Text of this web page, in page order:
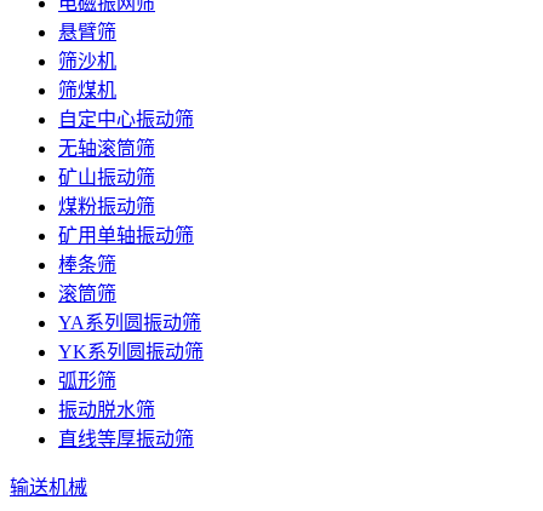
悬臂筛
筛沙机
筛煤机
自定中心振动筛
无轴滚筒筛
矿山振动筛
煤粉振动筛
矿用单轴振动筛
棒条筛
滚筒筛
YA系列圆振动筛
YK系列圆振动筛
弧形筛
振动脱水筛
直线等厚振动筛
输送机械